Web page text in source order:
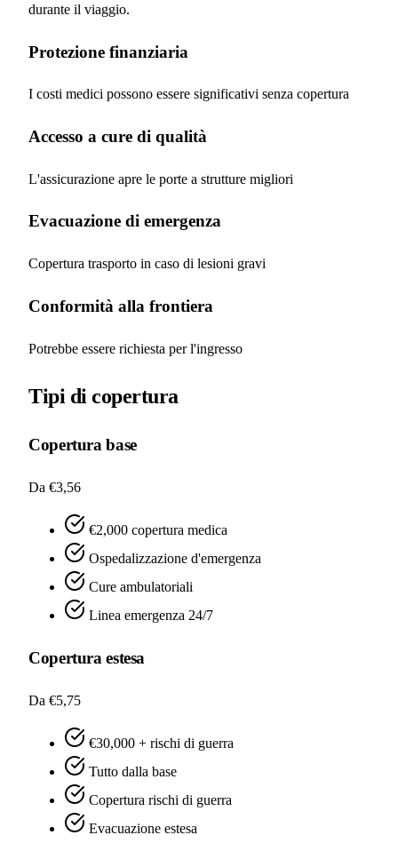
durante il viaggio.
Protezione finanziaria
I costi medici possono essere significativi senza copertura
Accesso a cure di qualità
L'assicurazione apre le porte a strutture migliori
Evacuazione di emergenza
Copertura trasporto in caso di lesioni gravi
Conformità alla frontiera
Potrebbe essere richiesta per l'ingresso
Tipi di copertura
Copertura base
Da €3,56
€2,000 copertura medica
Ospedalizzazione d'emergenza
Cure ambulatoriali
Linea emergenza 24/7
Copertura estesa
Da €5,75
€30,000 + rischi di guerra
Tutto dalla base
Copertura rischi di guerra
Evacuazione estesa